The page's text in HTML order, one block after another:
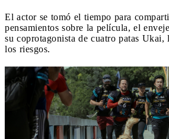
El actor se tomó el tiempo para
pensamientos sobre la película, el
su coprotagonista de cuatro patas Ukai,
los riesgos.